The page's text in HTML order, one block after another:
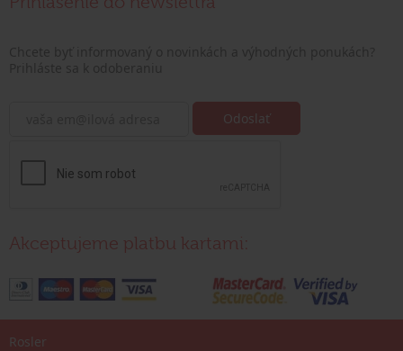
Akceptujeme platbu kartami:
Rosler